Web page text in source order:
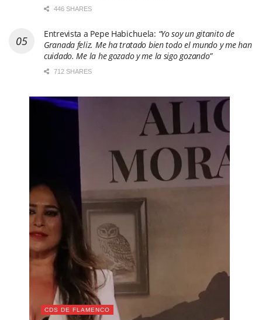
446 SHARES
Entrevista a Pepe Habichuela: “Yo soy un gitanito de
Granada feliz. Me ha tratado bien todo el mundo y me han
cuidado. Me la he gozado y me la sigo gozando”
712 SHARES
CDS DE FLAMENCO